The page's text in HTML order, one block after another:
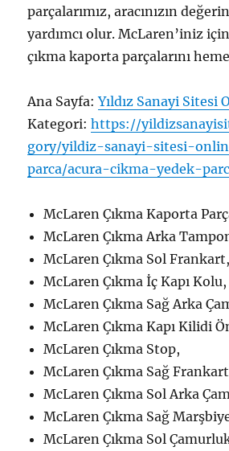
parçalarımız, aracınızın
yardımcı olur. McLaren’iniz
çıkma kaporta parçalarını
Ana Sayfa:Yıldız Sanayi Sitesi
Kategori:https://
gory/yildiz-sanayi-sitesi-
parca/acura-cikma-yedek-
McLaren Çıkma Kaporta
McLaren Çıkma Arka
McLaren Çıkma Sol Frankart,
McLaren Çıkma İç Kapı Kolu,
McLaren Çıkma Sağ Arka
McLaren Çıkma Kapı Kilidi
McLaren Çıkma Stop,
McLaren Çıkma Sağ
McLaren Çıkma Sol Arka
McLaren Çıkma Sağ
McLaren Çıkma Sol